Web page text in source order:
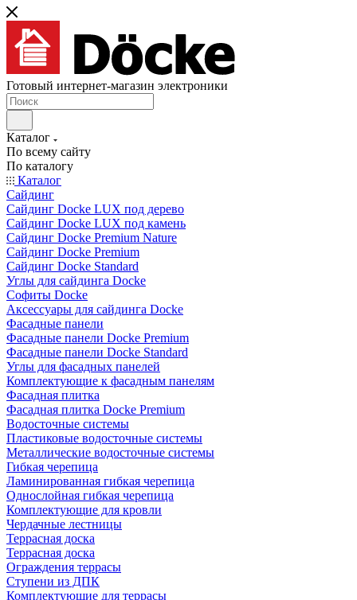
Готовый интернет-магазин электроники
Каталог
По всему сайту
По каталогу
Каталог
Сайдинг
Сайдинг Docke LUX под дерево
Сайдинг Docke LUX под камень
Сайдинг Docke Premium Nature
Сайдинг Docke Premium
Сайдинг Docke Standard
Углы для сайдинга Docke
Софиты Docke
Аксессуары для сайдинга Docke
Фасадные панели
Фасадные панели Docke Premium
Фасадные панели Docke Standard
Углы для фасадных панелей
Комплектующие к фасадным панелям
Фасадная плитка
Фасадная плитка Docke Premium
Водосточные системы
Пластиковые водосточные системы
Металлические водосточные системы
Гибкая черепица
Ламинированная гибкая черепица
Однослойная гибкая черепица
Комплектующие для кровли
Чердачные лестницы
Террасная доска
Террасная доска
Ограждения террасы
Ступени из ДПК
Комплектующие для террасы